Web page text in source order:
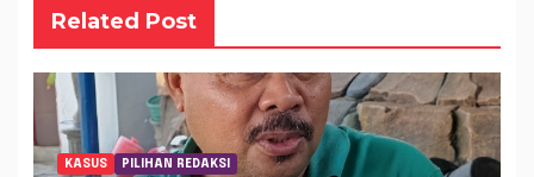
Related Post
KASUS PILIHAN REDAKSI